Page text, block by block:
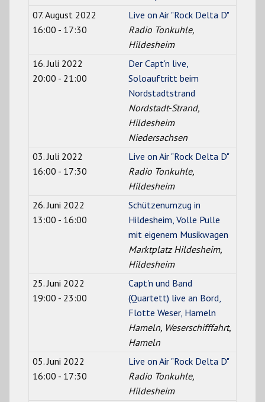
07. August 2022
16:00 - 17:30
Live on Air "Rock Delta D"
Radio Tonkuhle,
Hildesheim
16. Juli 2022
20:00 - 21:00
Der Capt'n live,
Soloauftritt beim
Nordstadtstrand
Nordstadt-Strand,
Hildesheim
Niedersachsen
03. Juli 2022
16:00 - 17:30
Live on Air "Rock Delta D"
Radio Tonkuhle,
Hildesheim
26. Juni 2022
13:00 - 16:00
Schützenumzug in
Hildesheim, Volle Pulle
mit eigenem Musikwagen
Marktplatz Hildesheim,
Hildesheim
25. Juni 2022
19:00 - 23:00
Capt'n und Band
(Quartett) live an Bord,
Flotte Weser, Hameln
Hameln, Weserschifffahrt,
Hameln
05. Juni 2022
16:00 - 17:30
Live on Air "Rock Delta D"
Radio Tonkuhle,
Hildesheim